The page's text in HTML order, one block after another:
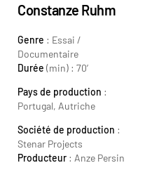
Constanze Ruhm
Genre : Essai /
Documentaire
Durée (min) : 70’
Pays de production :
Portugal, Autriche
Société de production :
Stenar Projects
Producteur : Anze Persin